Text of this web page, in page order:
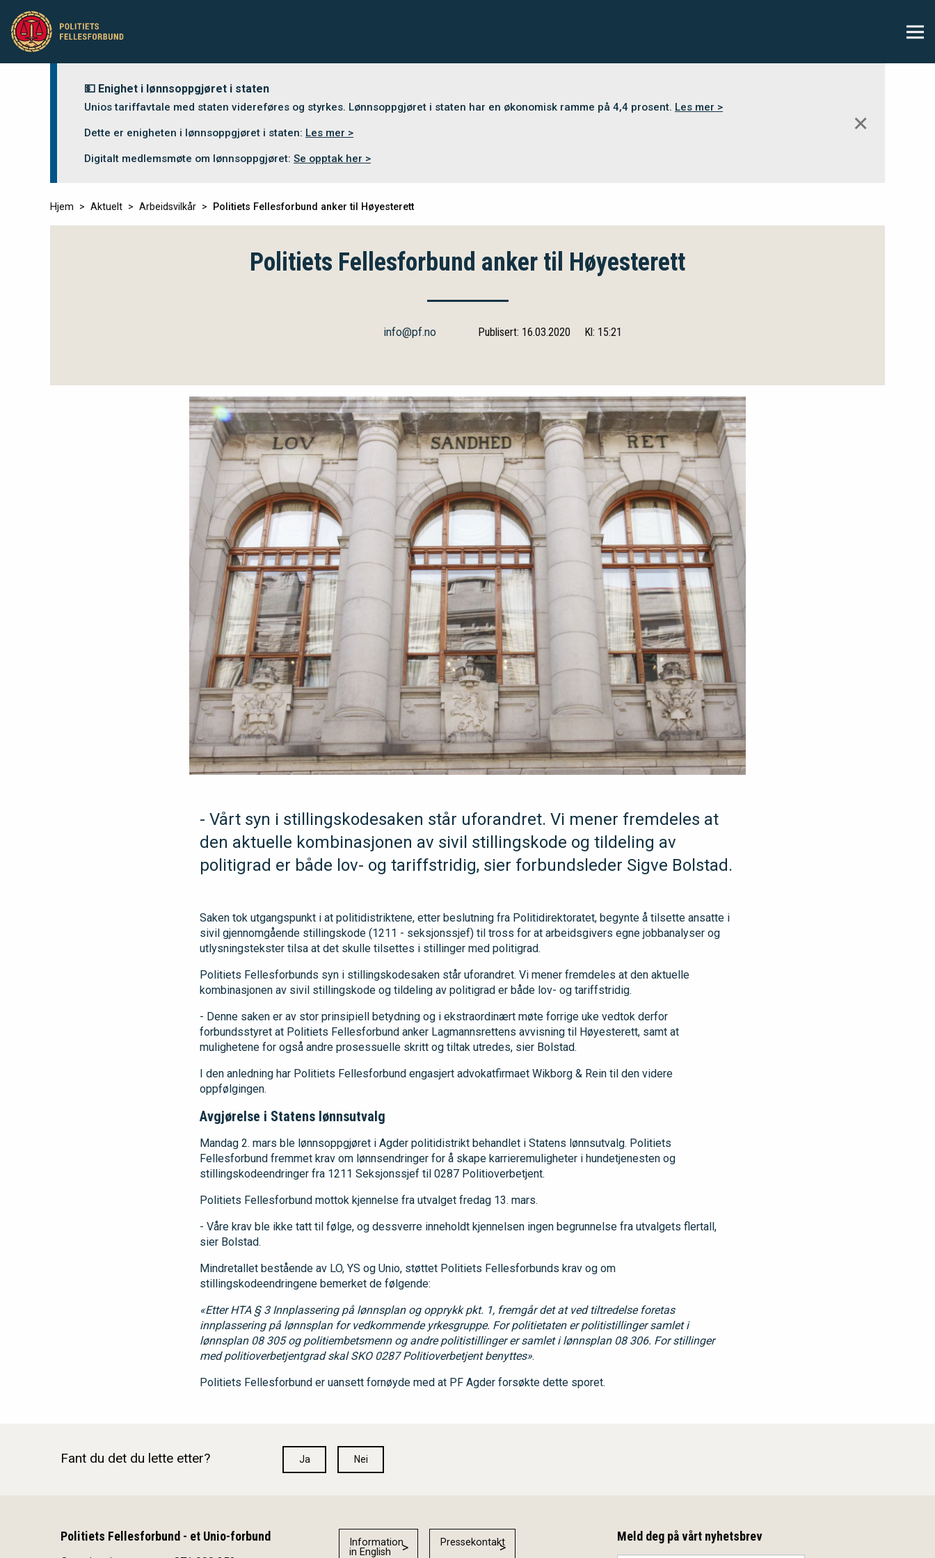
💵 Enighet i lønnsoppgjøret i staten
Unios tariffavtale med staten videreføres og styrkes. Lønnsoppgjøret i staten har en økonomisk ramme på 4,4 prosent. Les mer >
Dette er enigheten i lønnsoppgjøret i staten: Les mer >
Digitalt medlemsmøte om lønnsoppgjøret: Se opptak her >
✕
Hjem Aktuelt Arbeidsvilkår Politiets Fellesforbund anker til Høyesterett
Politiets Fellesforbund anker til Høyesterett
info@pf.no Publisert: 16.03.2020 Kl: 15:21
- Vårt syn i stillingskodesaken står uforandret. Vi mener fremdeles at
den aktuelle kombinasjonen av sivil stillingskode og tildeling av
politigrad er både lov- og tariffstridig, sier forbundsleder Sigve Bolstad.
Saken tok utgangspunkt i at politidistriktene, etter beslutning fra Politidirektoratet, begynte å tilsette ansatte i
sivil gjennomgående stillingskode (1211 - seksjonssjef) til tross for at arbeidsgivers egne jobbanalyser og
utlysningstekster tilsa at det skulle tilsettes i stillinger med politigrad.
Politiets Fellesforbunds syn i stillingskodesaken står uforandret. Vi mener fremdeles at den aktuelle
kombinasjonen av sivil stillingskode og tildeling av politigrad er både lov- og tariffstridig.
- Denne saken er av stor prinsipiell betydning og i ekstraordinært møte forrige uke vedtok derfor
forbundsstyret at Politiets Fellesforbund anker Lagmannsrettens avvisning til Høyesterett, samt at
mulighetene for også andre prosessuelle skritt og tiltak utredes, sier Bolstad.
I den anledning har Politiets Fellesforbund engasjert advokatfirmaet Wikborg & Rein til den videre
oppfølgingen.
Avgjørelse i Statens lønnsutvalg
Mandag 2. mars ble lønnsoppgjøret i Agder politidistrikt behandlet i Statens lønnsutvalg. Politiets
Fellesforbund fremmet krav om lønnsendringer for å skape karrieremuligheter i hundetjenesten og
stillingskodeendringer fra 1211 Seksjonssjef til 0287 Politioverbetjent.
Politiets Fellesforbund mottok kjennelse fra utvalget fredag 13. mars.
- Våre krav ble ikke tatt til følge, og dessverre inneholdt kjennelsen ingen begrunnelse fra utvalgets flertall,
sier Bolstad.
Mindretallet bestående av LO, YS og Unio, støttet Politiets Fellesforbunds krav og om
stillingskodeendringene bemerket de følgende:
«Etter HTA § 3 Innplassering på lønnsplan og opprykk pkt. 1, fremgår det at ved tiltredelse foretas
innplassering på lønnsplan for vedkommende yrkesgruppe. For politietaten er politistillinger samlet i
lønnsplan 08 305 og politiembetsmenn og andre politistillinger er samlet i lønnsplan 08 306. For stillinger
med politioverbetjentgrad skal SKO 0287 Politioverbetjent benyttes».
Politiets Fellesforbund er uansett fornøyde med at PF Agder forsøkte dette sporet.
Fant du det du lette etter? Ja Nei
Politiets Fellesforbund - et Unio-forbund
Information
in English
Pressekontakt Meld deg på vårt nyhetsbrev